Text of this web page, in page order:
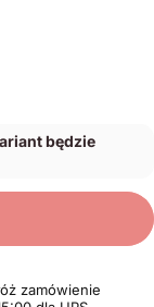
będzie
zamówienie